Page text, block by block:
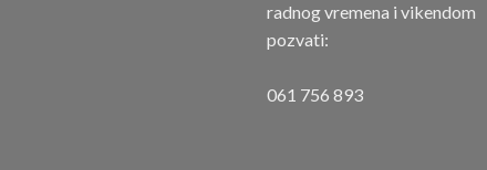
radnog vremena i vikendom
pozvati:
061 756 893